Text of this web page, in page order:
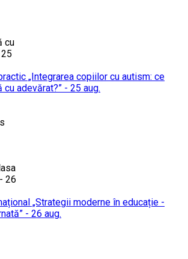
„Integrarea copiilor cu autism: ce
adevărat?” - 25 aug.
„Strategii moderne în educație -
- 26 aug.